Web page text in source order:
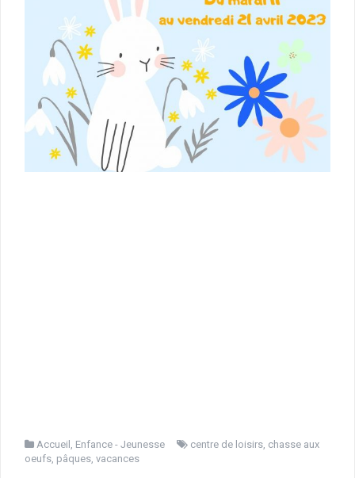
Accueil , Enfance - Jeunesse centre de loisirs, chasse aux
oeufs, pâques, vacances